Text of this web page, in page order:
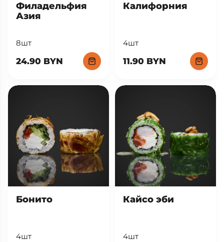
Филадельфия
Азия
8шт
24.90 BYN
Калифорния
4шт
11.90 BYN
Бонито
4шт
Кайсо эби
4шт